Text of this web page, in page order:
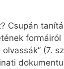
Csupán
formáiról
(7.